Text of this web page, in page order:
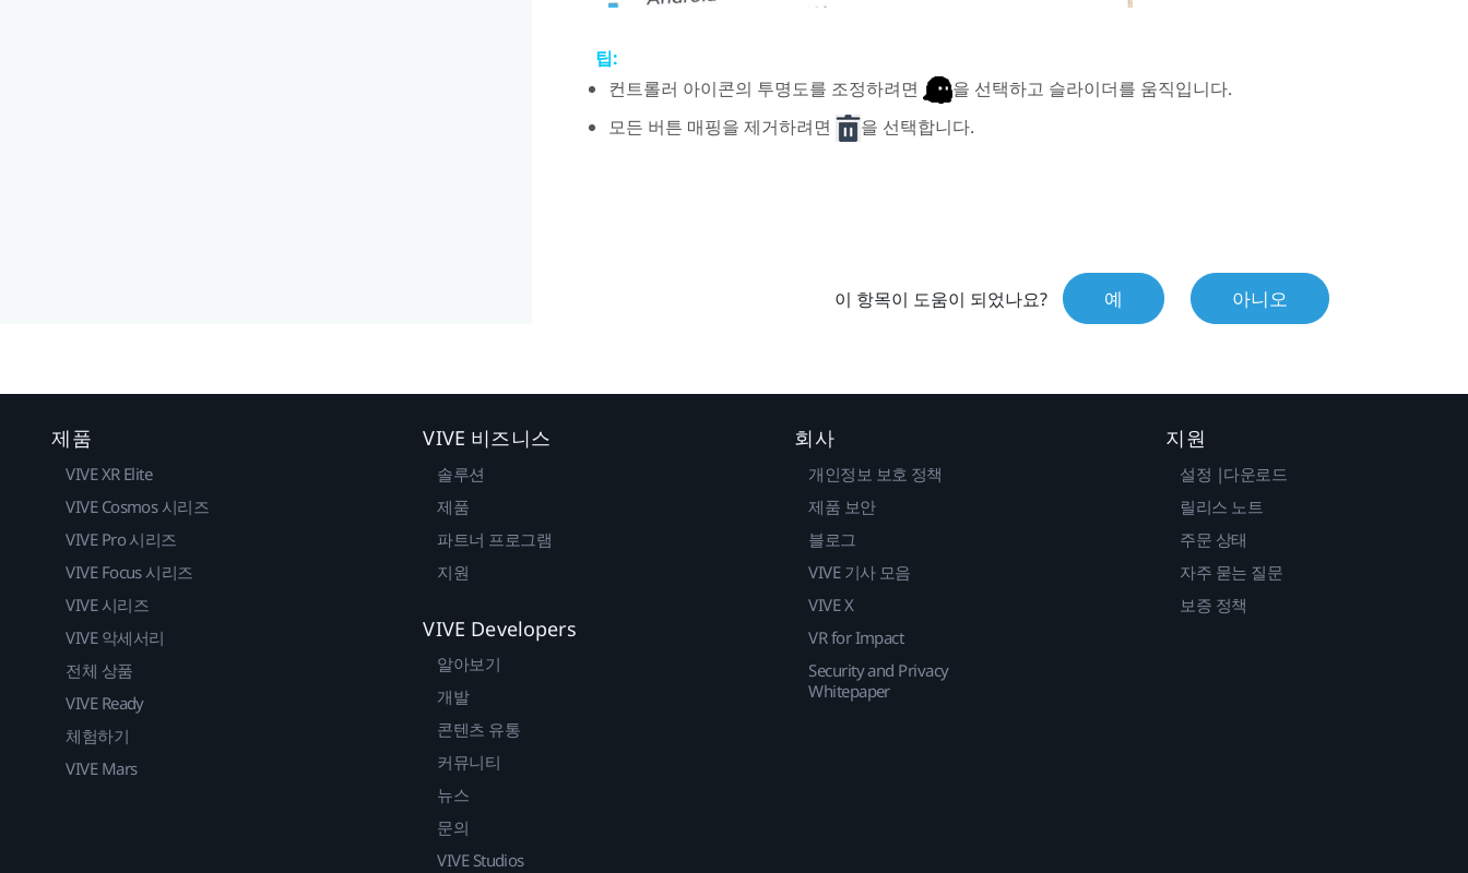
팁:
컨트롤러 아이콘의 투명도를 조정하려면
을 선택하고 슬라이더를 움직입니다.
모든 버튼 매핑을 제거하려면
을 선택합니다.
이 항목이 도움이 되었나요? 예 아니오
제품
VIVE XR Elite
VIVE Cosmos 시리즈
VIVE Pro 시리즈
VIVE Focus 시리즈
VIVE 시리즈
VIVE 악세서리
전체 상품
VIVE Ready
체험하기
VIVE Mars
VIVE 비즈니스
솔루션
제품
파트너 프로그램
지원
VIVE Developers
알아보기
개발
콘텐츠 유통
커뮤니티
뉴스
문의
VIVE Studios
회사
개인정보 보호 정책
제품 보안
블로그
VIVE 기사 모음
VIVE X
VR for Impact
Security and Privacy
Whitepaper
지원
설정 |다운로드
릴리스 노트
주문 상태
자주 묻는 질문
보증 정책